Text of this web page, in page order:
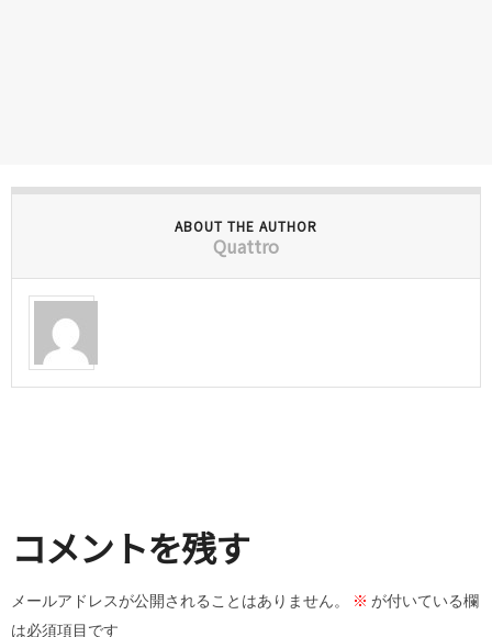
ABOUT THE AUTHOR
Quattro
コメントを残す
メールアドレスが公開されることはありません。 ※ が付いている欄
は必須項目です